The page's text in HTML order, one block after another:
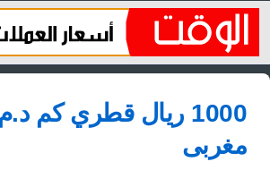
الليرة السورية
الجنيه المصري
الريال السعودي
1000 ريال قطري كم
مغربى